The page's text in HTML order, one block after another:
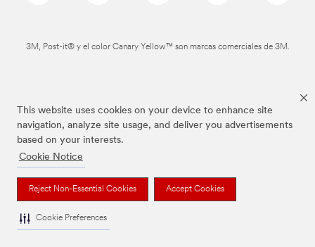
This website uses cookies on your device to enhance site
navigation, analyze site usage, and deliver you advertisements
based on your interests.
Cookie Notice
Reject Non-Essential Cookies Accept Cookies
Cookie Preferences
3M, Post-it® y el color Canary Yellow™ son marcas comerciales de 3M.